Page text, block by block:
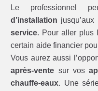
Le professionnel
d’installation jusqu’aux
service. Pour aller plus
certain aide financier
Vous aurez aussi
après-vente sur vos
chauffe-eaux. Une